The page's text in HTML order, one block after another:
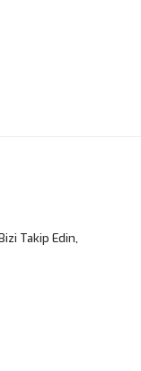
Takip Edin,